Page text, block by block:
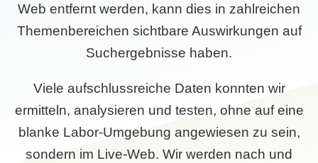
Web entfernt werden, kann dies in zahlreichen
Themenbereichen sichtbare Auswirkungen auf
Suchergebnisse haben.
Viele aufschlussreiche Daten konnten wir
ermitteln, analysieren und testen, ohne auf eine
blanke Labor-Umgebung angewiesen zu sein,
sondern im Live-Web. Wir werden nach und